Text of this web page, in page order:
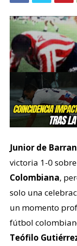
Junior de
victoria 1-0 sobre
Colombiana,
solo una
un momento
fútbol
Teófilo